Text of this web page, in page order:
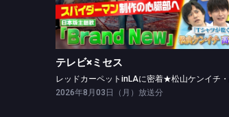
テレビ×ミセス
2026年8月03日（月）放送分